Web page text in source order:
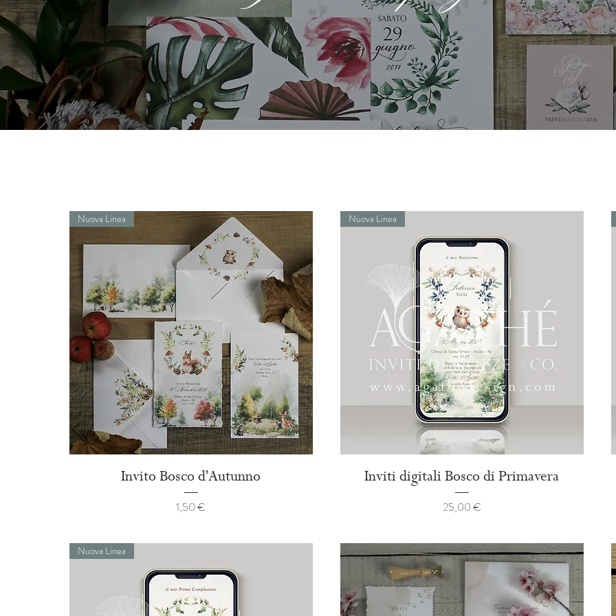
Nuova Linea
Invito Bosco d'Autunno
Prezzo
1,50 €
Nuova Linea
Inviti digitali Bosco di Primavera
Prezzo
25,00 €
Nuova Linea